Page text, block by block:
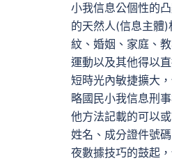
小我信息公個性的
的天然人(信息主體
紋、婚姻、家庭、
運動以及其他得以
短時光內敏捷擴大
略國民小我信息刑
他方法記載的可以
姓名、成分證件號
夜數據技巧的鼓起